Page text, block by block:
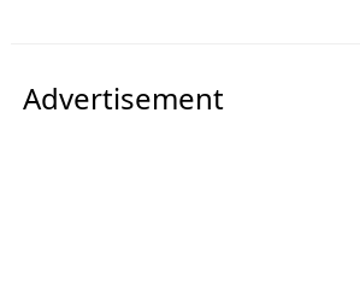
Advertisement